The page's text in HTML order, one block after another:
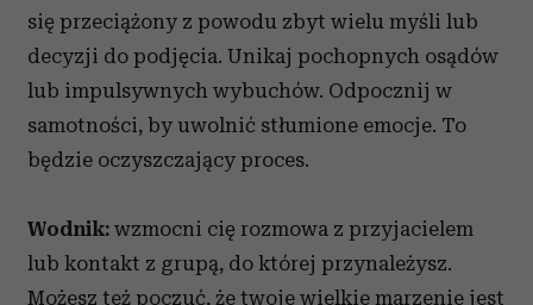
się przeciążony z powodu zbyt wielu myśli lub
decyzji do podjęcia. Unikaj pochopnych osądów
lub impulsywnych wybuchów. Odpocznij w
samotności, by uwolnić stłumione emocje. To
będzie oczyszczający proces.
Wodnik: wzmocni cię rozmowa z przyjacielem
lub kontakt z grupą, do której przynależysz.
Możesz też poczuć, że twoje wielkie marzenie jest